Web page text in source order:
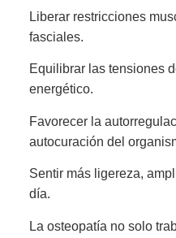
Liberar restricciones
fasciales.
Equilibrar las tensiones
energético.
Favorecer la
autocuración del
Sentir más ligereza,
día.
La osteopatía no solo